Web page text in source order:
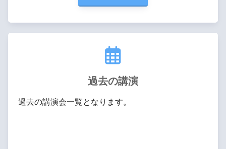
過去の講演
過去の講演会一覧となります。